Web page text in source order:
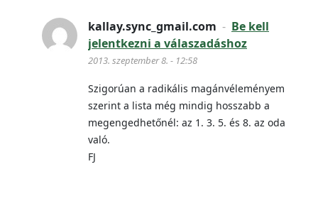
kallay.sync_gmail.com - Be kell
jelentkezni a válaszadáshoz
2013. szeptember 8. - 12:58
Szigorúan a radikális magánvéleményem
szerint a lista még mindig hosszabb a
megengedhetőnél: az 1. 3. 5. és 8. az oda
való.
FJ